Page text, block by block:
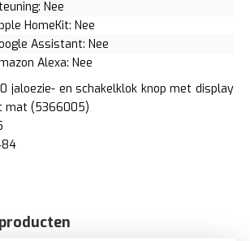
Nee
HomeKit: Nee
Assistant: Nee
Alexa: Nee
jaloezie- en schakelklok knop met display
mat (5366005)